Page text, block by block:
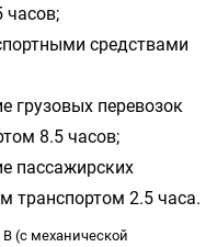
часов;
средствами
грузовых перевозок
8.5 часов;
пассажирских
транспортом 2.5 часа.
В (с механической